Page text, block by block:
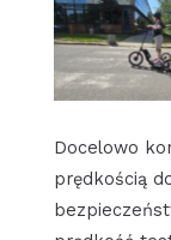
Docelowo
prędkością